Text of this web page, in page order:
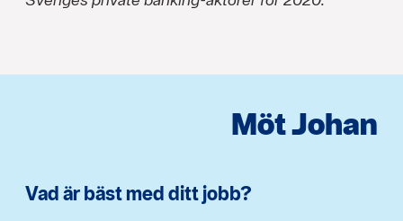
Möt Johan
Vad är bäst med ditt jobb?